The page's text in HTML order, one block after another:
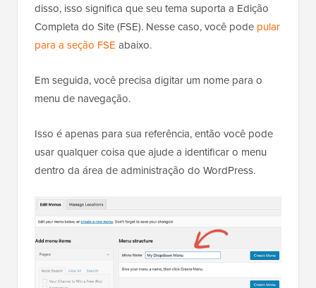
disso, isso significa que seu tema suporta a Edição
Completa do Site (FSE). Nesse caso, você pode pular
para a seção FSE abaixo.
Em seguida, você precisa digitar um nome para o
menu de navegação.
Isso é apenas para sua referência, então você pode
usar qualquer coisa que ajude a identificar o menu
dentro da área de administração do WordPress.